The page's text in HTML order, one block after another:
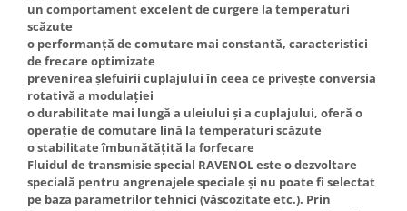
un comportament excelent de curgere la temperaturi
scăzute
o performanță de comutare mai constantă, caracteristici
de frecare optimizate
prevenirea șlefuirii cuplajului în ceea ce privește conversia
rotativă a modulației
o durabilitate mai lungă a uleiului și a cuplajului, oferă o
operație de comutare lină la temperaturi scăzute
o stabilitate îmbunătățită la forfecare
Fluidul de transmisie special RAVENOL este o dezvoltare
specială pentru angrenajele speciale și nu poate fi selectat
pe baza parametrilor tehnici (vâscozitate etc.). Prin